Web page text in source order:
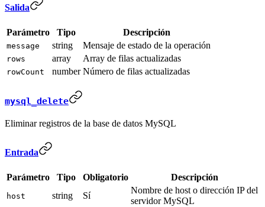
Salida
Parámetro Tipo Descripción
message string Mensaje de estado de la operación
rows array Array de filas actualizadas
rowCount number Número de filas actualizadas
mysql_delete
Eliminar registros de la base de datos MySQL
Entrada
Parámetro Tipo Obligatorio Descripción
host string Sí
Nombre de host o dirección IP del
servidor MySQL